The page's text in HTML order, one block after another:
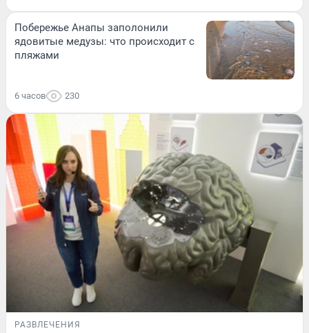
Побережье Анапы заполонили
ядовитые медузы: что происходит с
пляжами
6 часов 230
РАЗВЛЕЧЕНИЯ